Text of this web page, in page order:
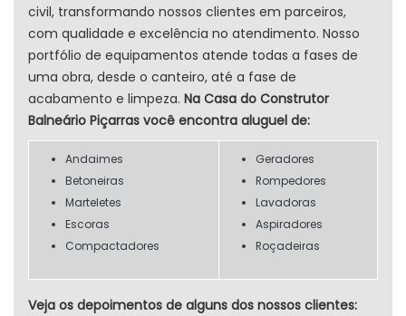
civil, transformando nossos clientes em parceiros,
com qualidade e excelência no atendimento. Nosso
portfólio de equipamentos atende todas a fases de
uma obra, desde o canteiro, até a fase de
acabamento e limpeza. Na Casa do Construtor
Balneário Piçarras você encontra aluguel de:
Andaimes
Betoneiras
Marteletes
Escoras
Compactadores
Geradores
Rompedores
Lavadoras
Aspiradores
Roçadeiras
Veja os depoimentos de alguns dos nossos clientes: